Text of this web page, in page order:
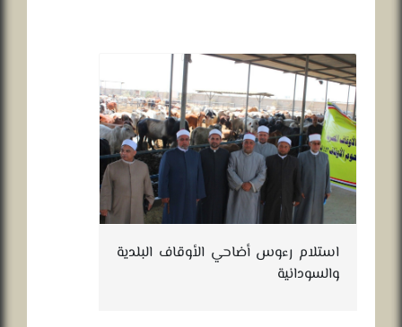
استلام رءوس أضاحي الأوقاف البلدية
والسودانية